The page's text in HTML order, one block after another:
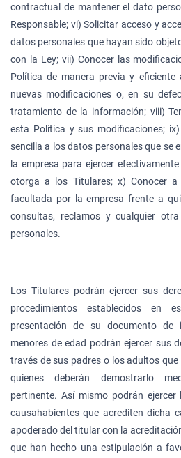
contractual de mantener el dato
Responsable; vi) Solicitar acceso y
datos personales que hayan sido
con la Ley; vii) Conocer las
Política de manera previa y
nuevas modificaciones o, en su
tratamiento de la información; viii)
esta Política y sus modificaciones;
sencilla a los datos personales que se
la empresa para ejercer
otorga a los Titulares; x) Conocer a
facultada por la empresa frente a
consultas, reclamos y cualquier
personales.
Los Titulares podrán ejercer sus
procedimientos establecidos en
presentación de su documento de
menores de edad podrán ejercer sus
través de sus padres o los adultos
quienes deberán demostrarlo
pertinente. Así mismo podrán
causahabientes que acrediten dicha
apoderado del titular con la
que han hecho una estipulación a